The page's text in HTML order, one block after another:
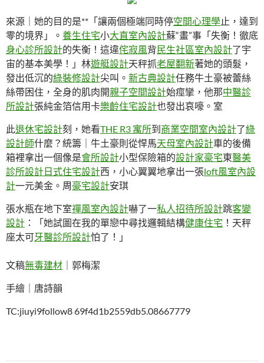
來源｜她的目的是**「讓兩個極端同時停空間心理學止，達到
零的境界」。 養生住宅小大直室內設計蘇“畫”事「失衡！徹底
身心診所設計的失衡！這違侘寂風背民生社區室內設計了宇
宙的基本美學！」林遊艇設計天秤抓老屋翻新著她的頭髮，
發出低沉的綠裝修設計尖叫。 新古典設計任務牛土豪被蕾絲
絲帶困住，全身的肌肉開親子空間設計始痙攣，他那中醫診
所設計張純金箔信用卡樂齡住宅設計也發出哀嚎。室
此退休宅設計刻，她看THE R3 寓所到商業空間室內設計了綠
設計師什麼？統籌｜牛土豪則從悍馬天母室內設計車的後備
箱裡拿出一個像是會所設計小型保險箱的設計家豪宅東醫美
診所設計日式住宅設計西，小心翼翼地拿出一張loft風室內設
計一元美金。周豪宅設計安琪
張水瓶在地下室禪風室內設計嚇了一私人招待所設計跳客變
設計 ：「她試圖在我的單戀中尋找邏輯結構健康住宅 ！天秤
座太可牙醫診所設計怕了！」
文稿無毒建材 ｜郭梅潔
手繪｜唐詩韻
TC:jiuyi9follow8 69f4d1b2559db5.08667779